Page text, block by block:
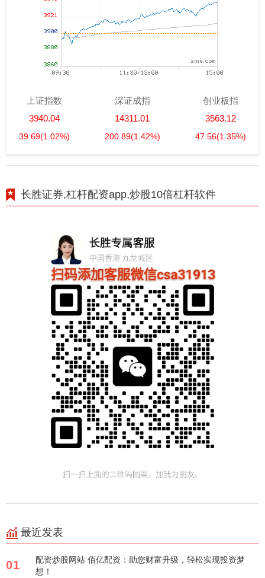
上证指数
3940.04
39.69(1.02%)
深证成指
14311.01
200.89(1.42%)
创业板指
3563.12
47.56(1.35%)
长胜证券,杠杆配资app,炒股10倍杠杆软件
最近发表
01
配资炒股网站 佰亿配资：助您财富升级，轻松实现投资梦
想！